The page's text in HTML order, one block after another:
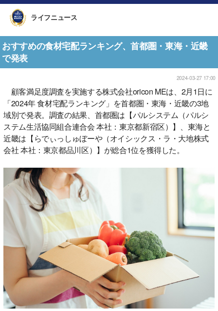
ライフニュース
おすすめの食材宅配ランキング、首都圏・東海・近畿
で発表
2024-03-27 17:00
顧客満足度調査を実施する株式会社oricon MEは、2月1日に
「2024年 食材宅配ランキング」を首都圏・東海・近畿の3地
域別で発表。調査の結果、首都圏は【パルシステム（パルシ
ステム生活協同組合連合会 本社：東京都新宿区）】、東海と
近畿は【らでぃっしゅぼーや（オイシックス・ラ・大地株式
会社 本社：東京都品川区）】が総合1位を獲得した。